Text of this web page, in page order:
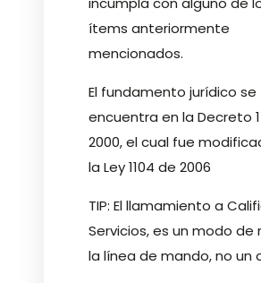
ítems anteriormente
mencionados.
El fundamento jurídico se
encuentra en la Decreto
2000, el cual fue
la Ley 1104 de 2006
TIP: El llamamiento a
Servicios, es un modo de
la línea de mando, no un